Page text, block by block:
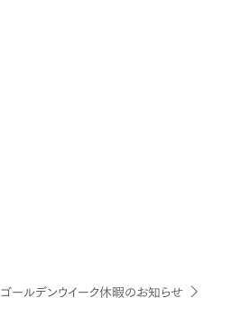
ゴールデンウイーク休暇のお知らせ